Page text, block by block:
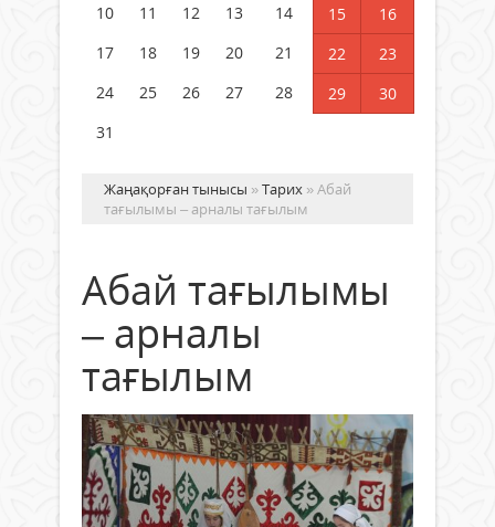
10
11 12 13 14 15
16
17
18 19 20 21 22
23
24
25 26 27 28 29
30
31
Жаңақорған тынысы »Тарих » Абай
тағылымы – арналы тағылым
Абай тағылымы
– арналы
тағылым